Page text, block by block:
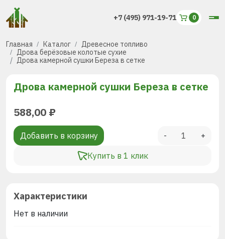
+7 (495) 971-19-71
Главная Каталог
Древесное топливо
Дрова берёзовые колотые сухие
Дрова камерной сушки Береза в сетке
Дрова камерной сушки Береза в сетке
588,00 ₽
Добавить в корзину
Купить в 1 клик
- +
Характеристики
Нет в наличии